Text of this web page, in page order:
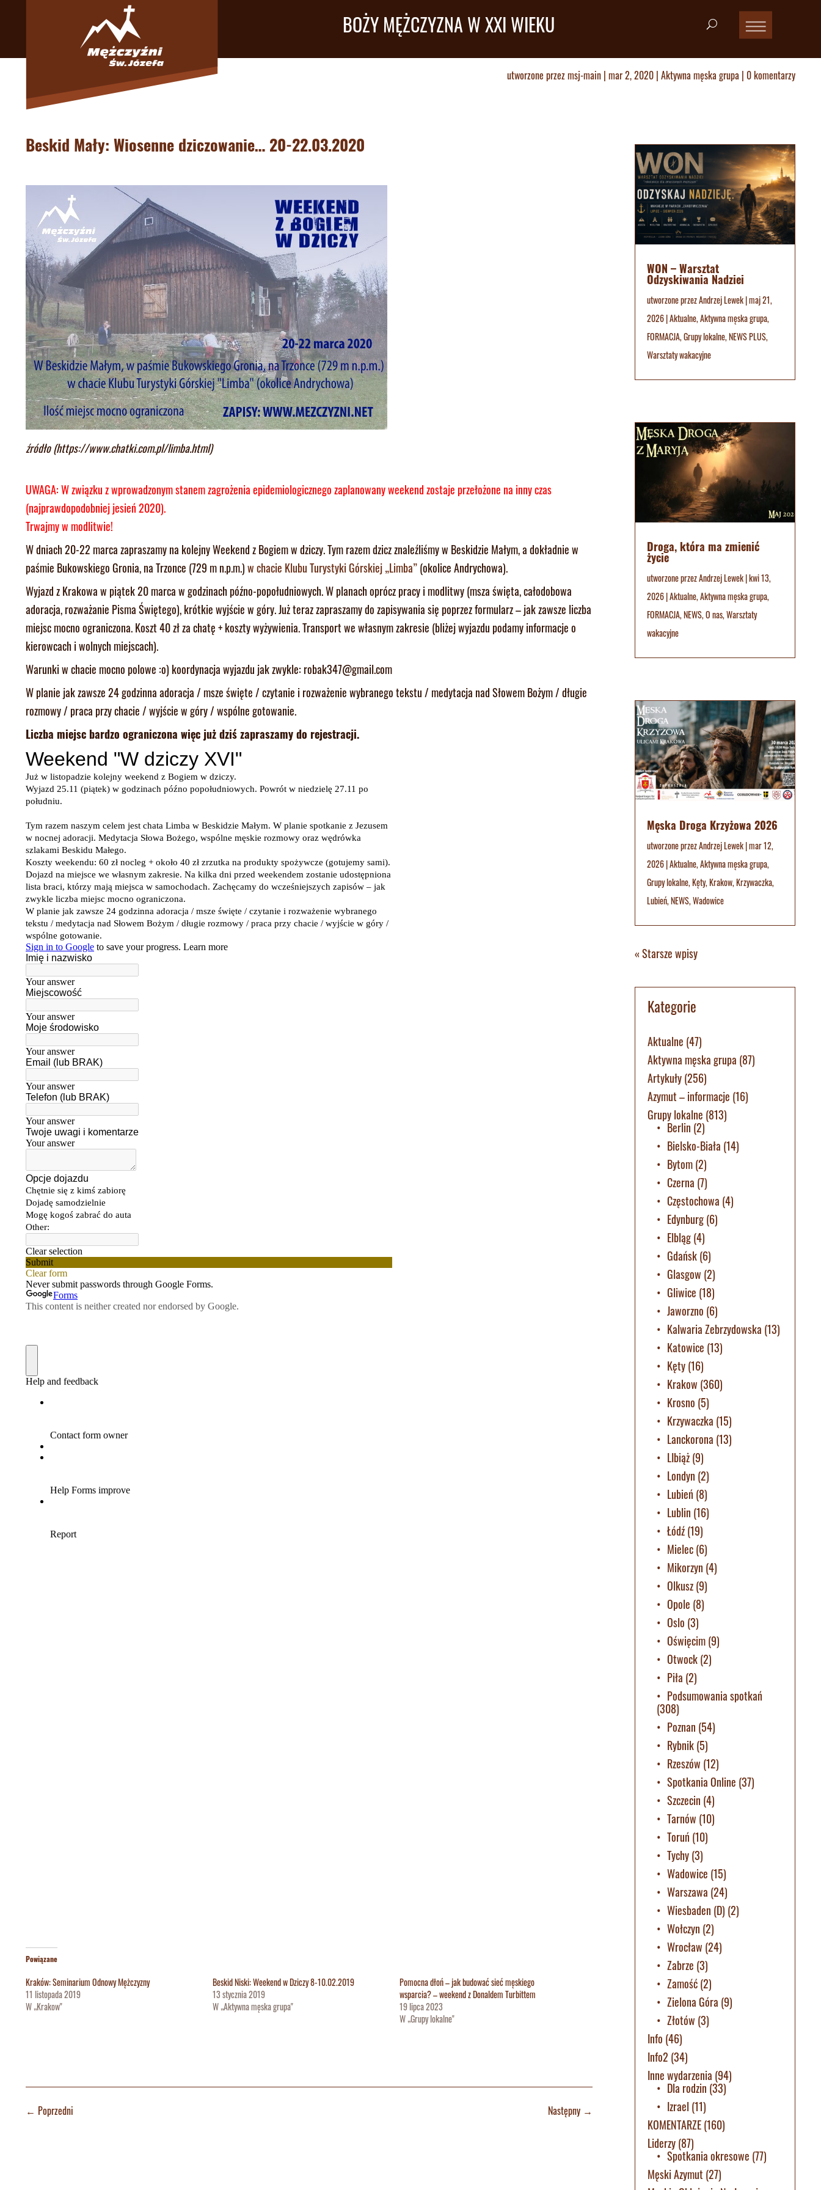
BOŻY MĘŻCZYZNA W XXI WIEKU
utworzone przezmsj-main | mar 2, 2020 | Aktywna męska grupa | 0 komentarzy
Beskid Mały: Wiosenne dziczowanie… 20-22.03.2020
źródło (https://www.chatki.com.pl/limba.html)
UWAGA: W związku z wprowadzonym stanem zagrożenia epidemiologicznego zaplanowany weekend zostaje przełożone na inny czas
(najprawdopodobniej jesień 2020).
Trwajmy w modlitwie!
W dniach 20-22 marca zapraszamy na kolejny Weekend z Bogiem w dziczy. Tym razem dzicz znaleźliśmy w Beskidzie Małym, a dokładnie w
paśmie Bukowskiego Gronia, na Trzonce (729 m n.p.m.)w chacie Klubu Turystyki Górskiej „Limba”(okolice Andrychowa).
Wyjazd z Krakowa w piątek 20 marca w godzinach późno-popołudniowych. W planach oprócz pracy i modlitwy (msza święta, całodobowa
adoracja, rozważanie Pisma Świętego), krótkie wyjście w góry. Już teraz zapraszamy do zapisywania się poprzez formularz – jak zawsze liczba
miejsc mocno ograniczona. Koszt 40 zł za chatę + koszty wyżywienia. Transport we własnym zakresie (bliżej wyjazdu podamy informacje o
kierowcach i wolnych miejscach).
Warunki w chacie mocno polowe :o) koordynacja wyjazdu jak zwykle: robak347@gmail.com
W planie jak zawsze 24 godzinna adoracja / msze święte / czytanie i rozważenie wybranego tekstu / medytacja nad Słowem Bożym / długie
rozmowy / praca przy chacie / wyjście w góry / wspólne gotowanie.
Liczba miejsc bardzo ograniczona więc już dziś zapraszamy do rejestracji.
Powiązane
Kraków: Seminarium Odnowy Mężczyzny
11 listopada 2019
W „Krakow"
Beskid Niski: Weekend w Dziczy 8-10.02.2019
13 stycznia 2019
W „Aktywna męska grupa"
Pomocna dłoń – jak budować sieć męskiego
wsparcia? – weekend z Donaldem Turbittem
19 lipca 2023
W „Grupy lokalne"
← Poprzedni Następny→
WON – Warsztat
Odzyskiwania Nadziei
utworzone przezAndrzej Lewek|maj 21,
2026|Aktualne,Aktywna męska grupa,
FORMACJA,Grupy lokalne,NEWS PLUS,
Warsztaty wakacyjne
Droga, która ma zmienić
życie
utworzone przezAndrzej Lewek|kwi 13,
2026|Aktualne,Aktywna męska grupa,
FORMACJA,NEWS,O nas,Warsztaty
wakacyjne
Męska Droga Krzyżowa 2026
utworzone przezAndrzej Lewek|mar 12,
2026|Aktualne,Aktywna męska grupa,
Grupy lokalne,Kęty,Krakow,Krzywaczka,
Lubień,NEWS,Wadowice
« Starsze wpisy
Kategorie
Aktualne (47)
Aktywna męska grupa (87)
Artykuły(256)
Azymut – informacje (16)
Grupy lokalne (813)
Berlin (2)
Bielsko-Biała (14)
Bytom(2)
Czerna (7)
Częstochowa (4)
Edynburg(6)
Elbląg(4)
Gdańsk(6)
Glasgow (2)
Gliwice (18)
Jaworzno (6)
Kalwaria Zebrzydowska (13)
Katowice (13)
Kęty(16)
Krakow (360)
Krosno (5)
Krzywaczka (15)
Lanckorona (13)
LIbiąż(9)
Londyn (2)
Lubień (8)
Lublin (16)
Łódź(19)
Mielec(6)
Mikorzyn (4)
Olkusz(9)
Opole (8)
Oslo (3)
Oświęcim(9)
Otwock(2)
Piła (2)
Podsumowania spotkań
(308)
Poznan (54)
Rybnik(5)
Rzeszów (12)
Spotkania Online (37)
Szczecin (4)
Tarnów (10)
Toruń (10)
Tychy(3)
Wadowice (15)
Warszawa (24)
Wiesbaden (D) (2)
Wołczyn (2)
Wrocław (24)
Zabrze (3)
Zamość(2)
Zielona Góra (9)
Złotów (3)
Info (46)
Info2 (34)
Inne wydarzenia (94)
Dla rodzin (33)
Izrael (11)
KOMENTARZE(160)
Liderzy(87)
Spotkania okresowe (77)
Męski Azymut (27)